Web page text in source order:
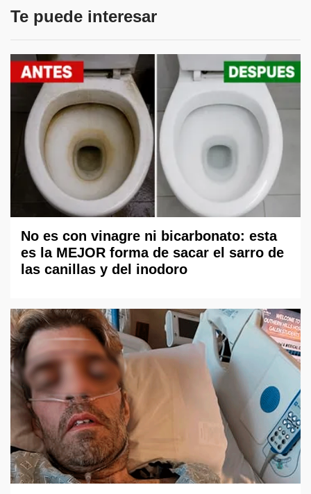
Te puede interesar
No es con vinagre ni bicarbonato: esta
es la MEJOR forma de sacar el sarro de
las canillas y del inodoro